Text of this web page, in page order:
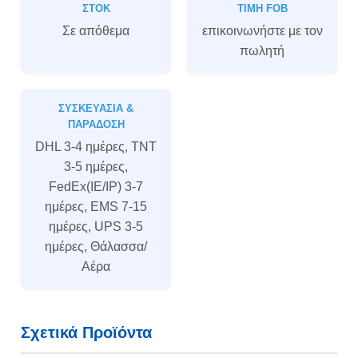
ΣΤΟΚ
Σε απόθεμα
ΤΙΜΉ FOB
επικοινωνήστε με τον
πωλητή
ΣΥΣΚΕΥΑΣΊΑ &
ΠΑΡΆΔΟΣΗ
DHL 3-4 ημέρες, TNT
3-5 ημέρες,
FedEx(IE/IP) 3-7
ημέρες, EMS 7-15
ημέρες, UPS 3-5
ημέρες, Θάλασσα/
Αέρα
Σχετικά Προϊόντα